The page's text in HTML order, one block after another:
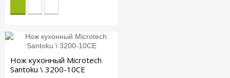
Нож кухонный Microtech
Santoku \ 3200-10CE